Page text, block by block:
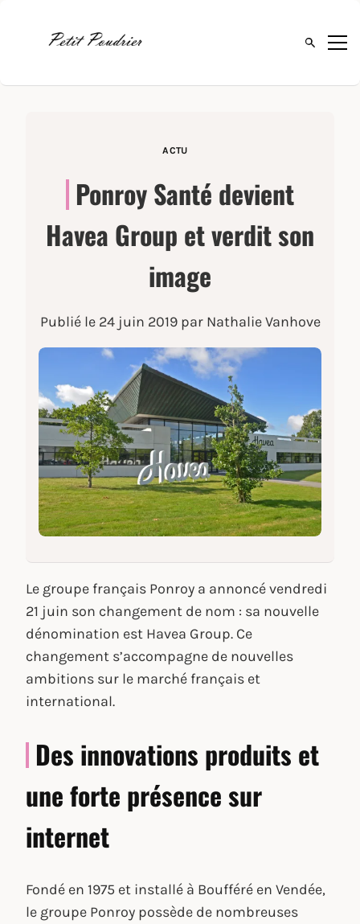
Ouvrir la
ACTU
Ponroy Santé devient
Havea Group et verdit son
image
Publié le 24 juin 2019par Nathalie Vanhove
Le groupe français Ponroy a annoncé vendredi
21 juin son changement de nom : sa nouvelle
dénomination est Havea Group. Ce
changement s’accompagne de nouvelles
ambitions sur le marché français et
international.
Des innovations produits et
une forte présence sur
internet
Fondé en 1975 et installé à Boufféré en Vendée,
le groupe Ponroy possède de nombreuses